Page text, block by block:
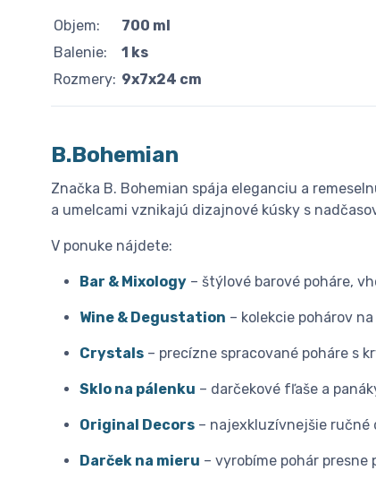
Objem:
700 ml
Balenie:
1 ks
Rozmery: 9x7x24 cm
B.Bohemian
Značka B. Bohemian spája eleganciu a
a umelcami vznikajú dizajnové kúsky s
V ponuke nájdete:
Bar & Mixology – štýlové barové poháre,
Wine & Degustation – kolekcie pohárov
Crystals – precízne spracované poháre s
Sklo na pálenku – darčekové fľaše a
Original Decors – najexkluzívnejšie ručné
Darček na mieru – vyrobíme pohár